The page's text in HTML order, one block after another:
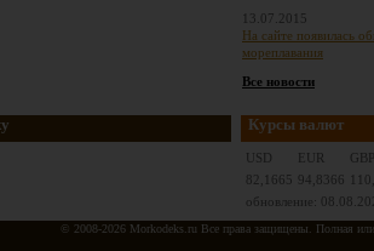
13.07.2015
На сайте появилась
мореплавания
Все новости
Курсы валют
USD EUR
GBP
82,1665
94,8366
обновление:
© 2008-2026 Morkodeks.ru Все права защищены. Полная или